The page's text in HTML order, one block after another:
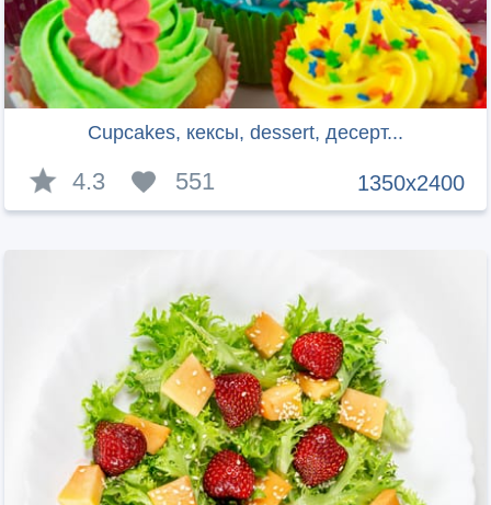
Cupcakes, кексы, dessert, десерт...
1350x2400
4.3 551